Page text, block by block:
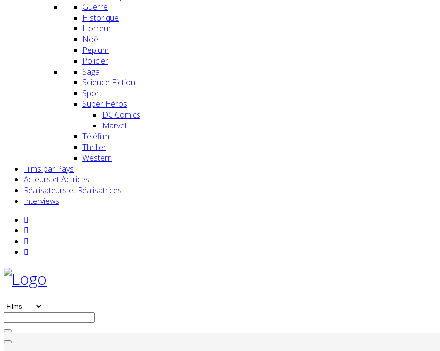
Guerre
Historique
Horreur
Noël
Peplum
Policier
Saga
Science-Fiction
Sport
Super Héros
DC Comics
Marvel
Téléfilm
Thriller
Western
Films par Pays
Acteurs et Actrices
Réalisateurs et Réalisatrices
Interviews